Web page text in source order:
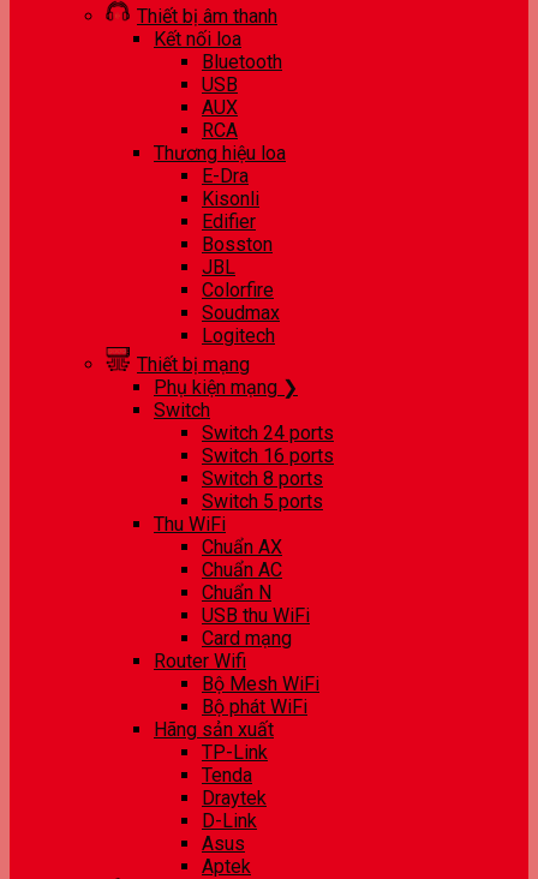
Thiết bị âm thanh
Kết nối loa
Bluetooth
USB
AUX
RCA
Thương hiệu loa
E-Dra
Kisonli
Edifier
Bosston
JBL
Colorfire
Soudmax
Logitech
Thiết bị mạng
Phụ kiện mạng ❯
Switch
Switch 24 ports
Switch 16 ports
Switch 8 ports
Switch 5 ports
Thu WiFi
Chuẩn AX
Chuẩn AC
Chuẩn N
USB thu WiFi
Card mạng
Router Wifi
Bộ Mesh WiFi
Bộ phát WiFi
Hãng sản xuất
TP-Link
Tenda
Draytek
D-Link
Asus
Aptek